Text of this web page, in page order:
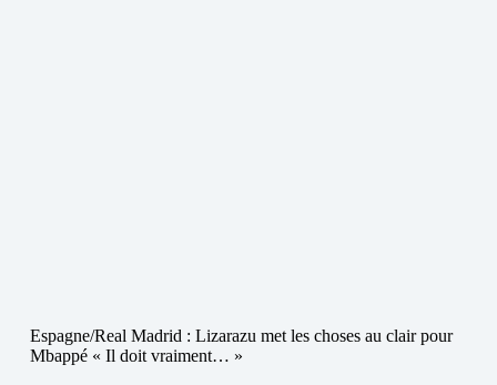
Espagne/Real Madrid : Lizarazu met les choses au clair pour
Mbappé « Il doit vraiment… »